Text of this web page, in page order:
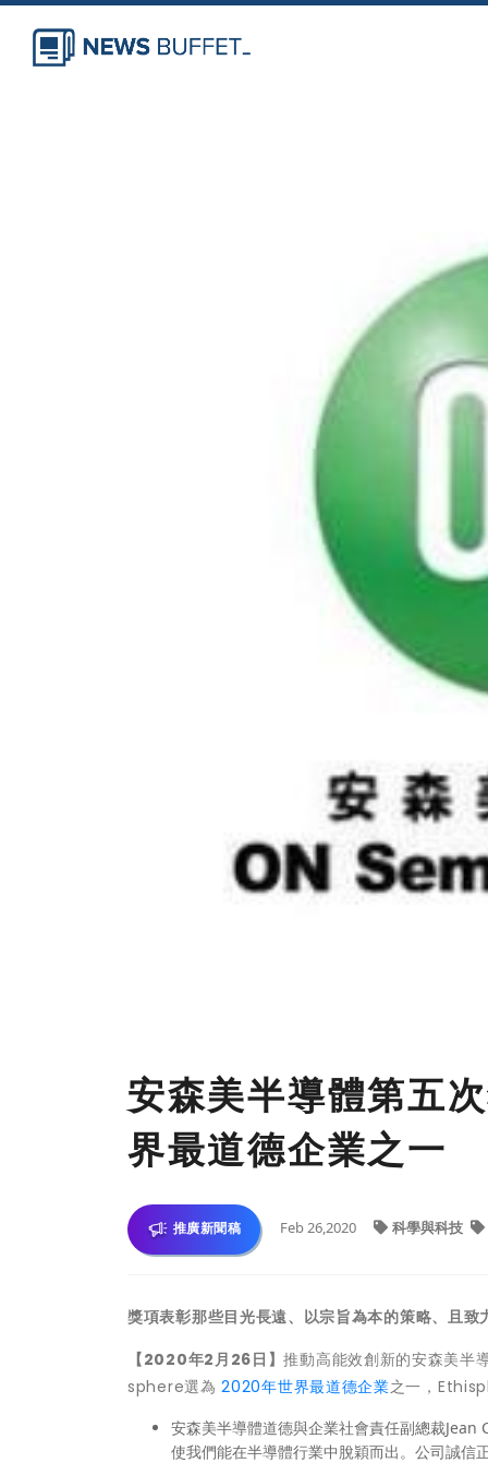
安森美半導體第五
界最道德企業之一
推廣新聞稿 Feb 26,2020 科學與科技
獎項表彰那些目光長遠、以宗旨為本的策略、且致
【2020年2 月 26日】推動高能效創新的安森美
sphere選為2020年世界最道德企業之一，
安森美半導體道德與企業社會責任副總裁Jean
使我們能在半導體行業中脫穎而出。公司誠信